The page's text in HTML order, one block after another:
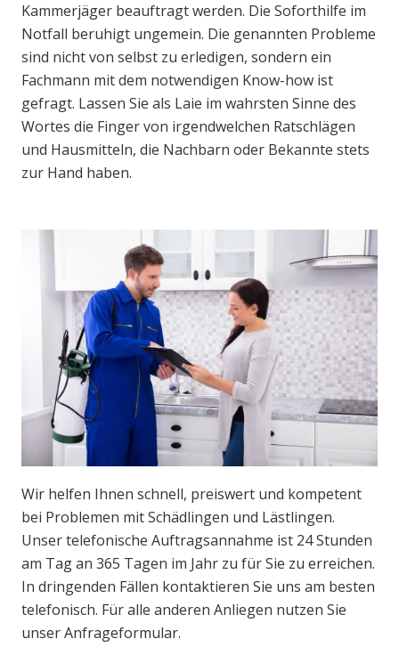
Kammerjäger beauftragt werden. Die Soforthilfe im
Notfall beruhigt ungemein. Die genannten Probleme
sind nicht von selbst zu erledigen, sondern ein
Fachmann mit dem notwendigen Know-how ist
gefragt. Lassen Sie als Laie im wahrsten Sinne des
Wortes die Finger von irgendwelchen Ratschlägen
und Hausmitteln, die Nachbarn oder Bekannte stets
zur Hand haben.
Wir helfen Ihnen schnell, preiswert und kompetent
bei Problemen mit Schädlingen und Lästlingen.
Unser telefonische Auftragsannahme ist 24 Stunden
am Tag an 365 Tagen im Jahr zu für Sie zu erreichen.
In dringenden Fällen kontaktieren Sie uns am besten
telefonisch. Für alle anderen Anliegen nutzen Sie
unser Anfrageformular.